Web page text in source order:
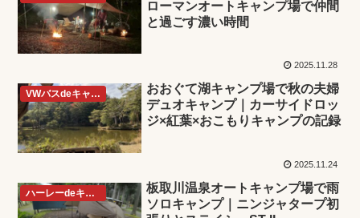
ローマンオートキャンプ場で仲間
と過ごす濃い時間
2025.11.28
VWバスdeキャンプ
おおぐて湖キャンプ場で秋の夫婦
デュオキャンプ｜カーサイドロッ
ジ×紅葉×おこもりキャンプの記録
2025.11.24
ハーレーdeキャンプ
板取川温泉オートキャンプ場で雨
ソロキャンプ｜ニンジャタープ初